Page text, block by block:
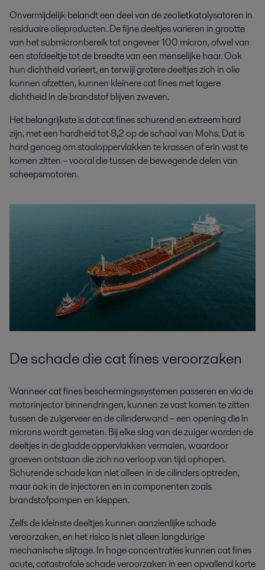
Onvermijdelijk belandt een deel van de zeolietkatalysatoren in
residuaire olieproducten. De fijne deeltjes variëren in grootte
van het submicronbereik tot ongeveer 100 micron, ofwel van
een stofdeeltje tot de breedte van een menselijke haar. Ook
hun dichtheid varieert, en terwijl grotere deeltjes zich in olie
kunnen afzetten, kunnen kleinere cat fines met lagere
dichtheid in de brandstof blijven zweven.
Het belangrijkste is dat cat fines schurend en extreem hard
zijn, met een hardheid tot 8,2 op de schaal van Mohs. Dat is
hard genoeg om staaloppervlakken te krassen of erin vast te
komen zitten – vooral die tussen de bewegende delen van
scheepsmotoren.
De schade die cat fines veroorzaken
Wanneer cat fines beschermingssystemen passeren en via de
motorinjector binnendringen, kunnen ze vast komen te zitten
tussen de zuigerveer en de cilinderwand – een opening die in
microns wordt gemeten. Bij elke slag van de zuiger worden de
deeltjes in de gladde oppervlakken vermalen, waardoor
groeven ontstaan die zich na verloop van tijd ophopen.
Schurende schade kan niet alleen in de cilinders optreden,
maar ook in de injectoren en in componenten zoals
brandstofpompen en kleppen.
Zelfs de kleinste deeltjes kunnen aanzienlijke schade
veroorzaken, en het risico is niet alleen langdurige
mechanische slijtage. In hoge concentraties kunnen cat fines
acute, catastrofale schade veroorzaken in een opvallend korte